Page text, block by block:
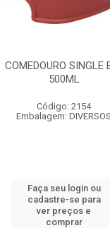
COMEDOURO SINGLE
500ML
Código: 2154
Embalagem: DIVERSOS
Faça seu login ou
cadastre-se para
ver preços e
comprar